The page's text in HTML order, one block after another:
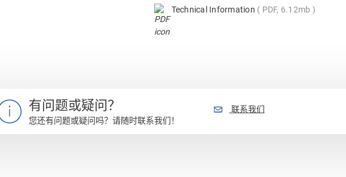
Technical Information PDF, 6.12mb
有问题或疑问？
您还有问题或疑问吗？请随时联系我们！
联系我们